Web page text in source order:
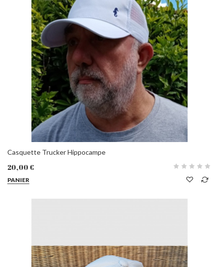
Casquette Trucker Hippocampe
20,00 €
PANIER